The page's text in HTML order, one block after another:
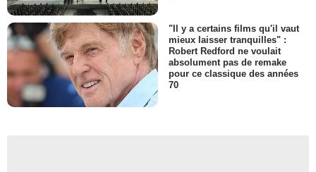
"Il y a certains films qu'il vaut
mieux laisser tranquilles" :
Robert Redford ne voulait
absolument pas de remake
pour ce classique des années
70